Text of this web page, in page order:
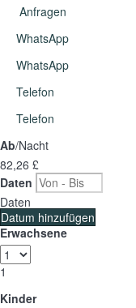
Anfragen
WhatsApp
WhatsApp
Telefon
Telefon
Ab/Nacht
82,26 £
Daten
Daten
Datum hinzufügen
Erwachsene
1
Kinder